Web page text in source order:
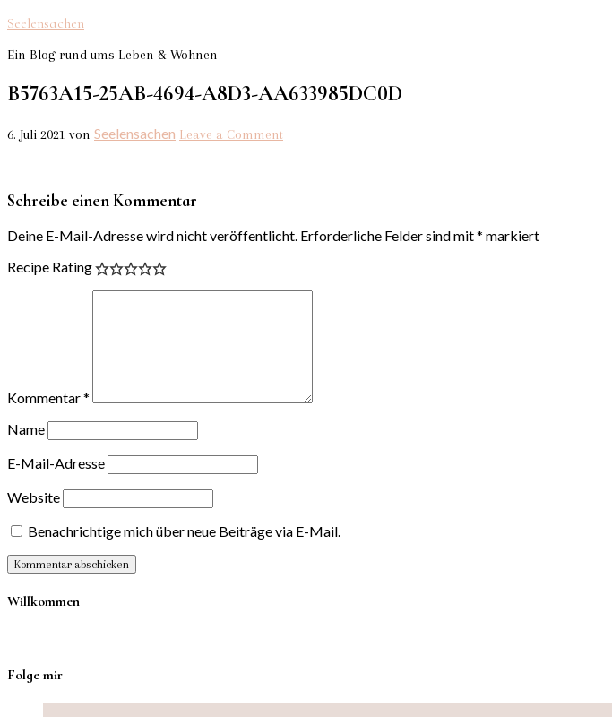
Seelensachen
Ein Blog rund ums Leben & Wohnen
B5763A15-25AB-4694-A8D3-AA633985DC0D
6. Juli 2021 von Seelensachen Leave a Comment
Schreibe einen Kommentar
Deine E-Mail-Adresse wird nicht veröffentlicht. Erforderliche Felder sind mit* markiert
Recipe Rating
Kommentar*
Name
E-Mail-Adresse
Website
Benachrichtige mich über neue Beiträge via E-Mail.
Willkommen
Folge mir